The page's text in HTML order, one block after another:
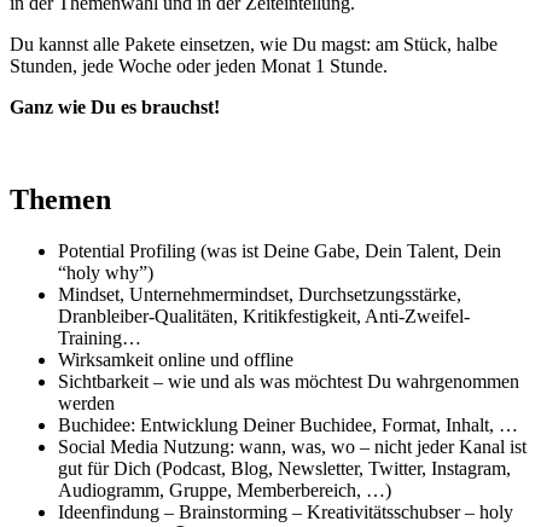
Du kannst alle Pakete einsetzen, wie Du magst: am Stück, halbe
Stunden, jede Woche oder jeden Monat 1 Stunde.
Ganz wie Du es brauchst!
Themen
Potential Profiling (was ist Deine Gabe, Dein Talent, Dein
“holy why”)
Mindset, Unternehmermindset, Durchsetzungsstärke,
Dranbleiber-Qualitäten, Kritikfestigkeit, Anti-Zweifel-
Training…
Wirksamkeit online und offline
Sichtbarkeit – wie und als was möchtest Du wahrgenommen
werden
Buchidee: Entwicklung Deiner Buchidee, Format, Inhalt, …
Social Media Nutzung: wann, was, wo – nicht jeder Kanal ist
gut für Dich (Podcast, Blog, Newsletter, Twitter, Instagram,
Audiogramm, Gruppe, Memberbereich, …)
Ideenfindung – Brainstorming – Kreativitätsschubser – holy